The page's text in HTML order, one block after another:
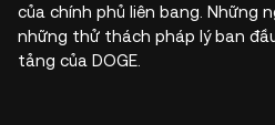
của chính phủ liên bang. Những
những thử thách pháp lý ban
tảng của DOGE.